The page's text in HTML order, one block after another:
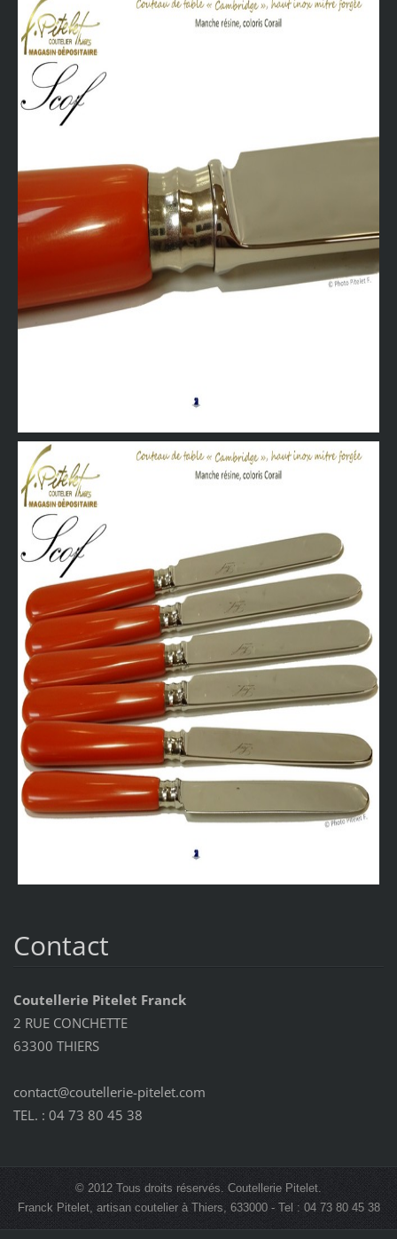
Contact
Coutellerie Pitelet Franck
2 RUE CONCHETTE
63300 THIERS
contact@coutellerie-pitelet.com
TEL. : 04 73 80 45 38
© 2012 Tous droits réservés. Coutellerie Pitelet.
Franck Pitelet, artisan coutelier à Thiers, 633000 - Tel : 04 73 80 45 38